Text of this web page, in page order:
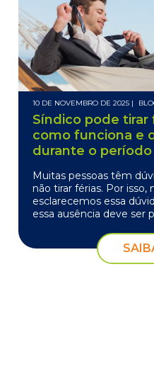
10 DE NOVEMBRO DE 2025 |
Síndico pode tirar
como funciona e
durante o período
Muitas pessoas têm
não tirar férias. Por
esclarecemos essa
essa ausência deve ser